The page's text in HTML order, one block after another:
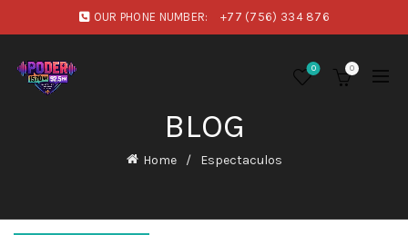
OUR PHONE NUMBER: +77 (756) 334 876
0 0
BLOG
Home Espectaculos